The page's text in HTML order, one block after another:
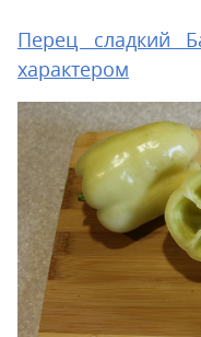
Перец сладкий
характером